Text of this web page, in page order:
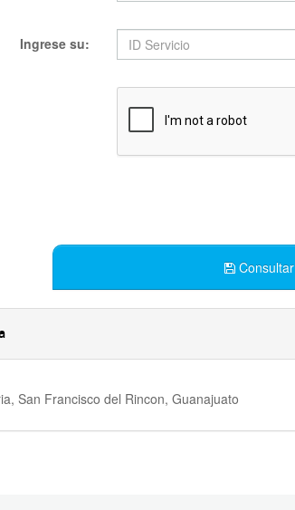
Ingrese su:
Consultar
San Francisco del Rincon, Guanajuato